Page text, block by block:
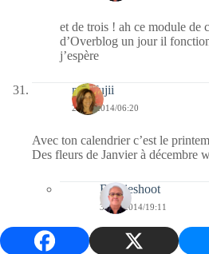
et de trois ! ah ce module de
d’Overblog un jour il
j’espère
missfujii
29/12/2014/06:20
Avec ton calendrier c’est le
Des fleurs de Janvier à décembre
Bernieshoot
30/12/2014/19:11
un doublon 🙂